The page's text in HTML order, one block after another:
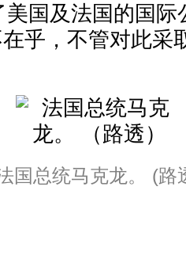
国及法国的国际
乎，不管对此采
国总统马克龙。 (路